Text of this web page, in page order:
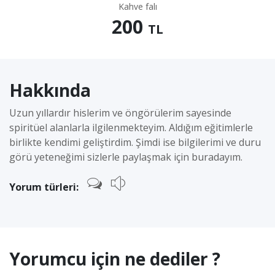
Kahve falı
200 TL
Hakkında
Uzun yıllardır hislerim ve öngörülerim sayesinde
spiritüel alanlarla ilgilenmekteyim. Aldığım eğitimlerle
birlikte kendimi geliştirdim. Şimdi ise bilgilerimi ve duru
görü yeteneğimi sizlerle paylaşmak için buradayım.
Yorum türleri:
Yorumcu için ne dediler ?